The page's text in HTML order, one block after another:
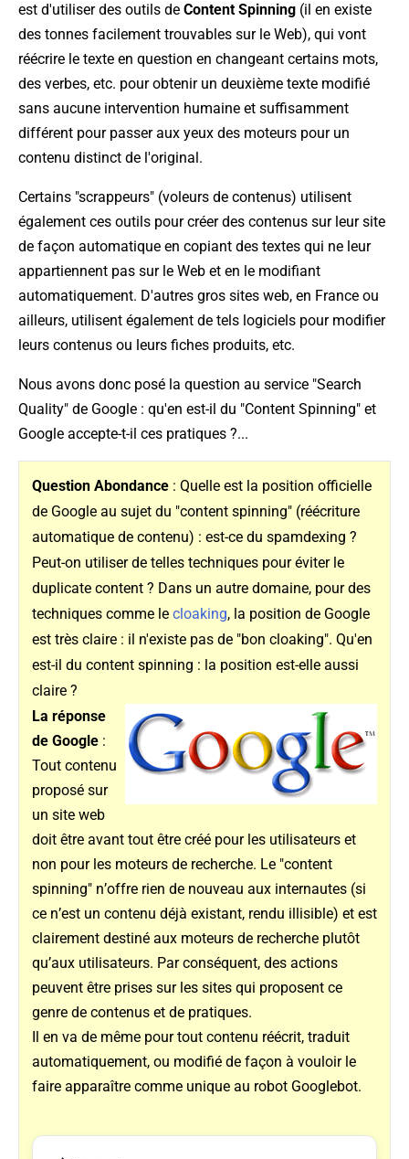
est d'utiliser des outils de Content Spinning (il en existe
des tonnes facilement trouvables sur le Web), qui vont
réécrire le texte en question en changeant certains mots,
des verbes, etc. pour obtenir un deuxième texte modifié
sans aucune intervention humaine et suffisamment
différent pour passer aux yeux des moteurs pour un
contenu distinct de l'original.
Certains "scrappeurs" (voleurs de contenus) utilisent
également ces outils pour créer des contenus sur leur site
de façon automatique en copiant des textes qui ne leur
appartiennent pas sur le Web et en le modifiant
automatiquement. D'autres gros sites web, en France ou
ailleurs, utilisent également de tels logiciels pour modifier
leurs contenus ou leurs fiches produits, etc.
Nous avons donc posé la question au service "Search
Quality" de Google : qu'en est-il du "Content Spinning" et
Google accepte-t-il ces pratiques ?...
Question Abondance: Quelle est la position officielle
de Google au sujet du "content spinning" (réécriture
automatique de contenu) : est-ce du spamdexing ?
Peut-on utiliser de telles techniques pour éviter le
duplicate content ? Dans un autre domaine, pour des
techniques comme le cloaking, la position de Google
est très claire : il n'existe pas de "bon cloaking". Qu'en
est-il du content spinning : la position est-elle aussi
claire ?
La réponse
de Google:
Tout contenu
proposé sur
un site web
doit être avant tout être créé pour les utilisateurs et
non pour les moteurs de recherche. Le "content
spinning" n’offre rien de nouveau aux internautes (si
ce n’est un contenu déjà existant, rendu illisible) et est
clairement destiné aux moteurs de recherche plutôt
qu’aux utilisateurs. Par conséquent, des actions
peuvent être prises sur les sites qui proposent ce
genre de contenus et de pratiques.
Il en va de même pour tout contenu réécrit, traduit
automatiquement, ou modifié de façon à vouloir le
faire apparaître comme unique au robot Googlebot.